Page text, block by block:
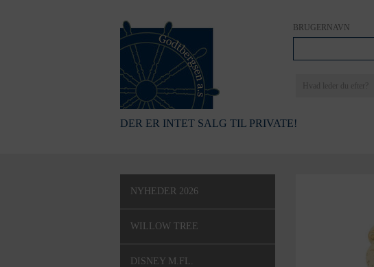
BRUGERNAVN
DER ER INTET SALG TIL PRIVATE!
NYHEDER 2026
WILLOW TREE
DISNEY M.FL.